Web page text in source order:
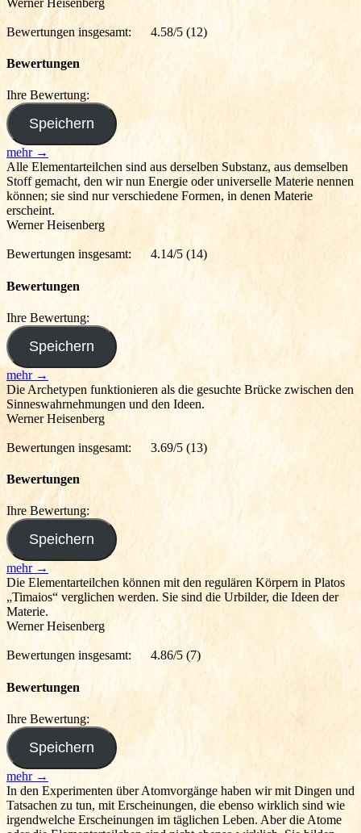
Bewertungen insgesamt: 4.58/5 (12)
Bewertungen
Ihre Bewertung:
mehr →
Alle Elementarteilchen sind aus derselben Substanz, aus demselben
Stoff gemacht, den wir nun Energie oder universelle Materie nennen
können; sie sind nur verschiedene Formen, in denen Materie
erscheint.
Werner Heisenberg
Bewertungen insgesamt: 4.14/5 (14)
Bewertungen
Ihre Bewertung:
mehr →
Die Archetypen funktionieren als die gesuchte Brücke zwischen den
Sinneswahrnehmungen und den Ideen.
Werner Heisenberg
Bewertungen insgesamt: 3.69/5 (13)
Bewertungen
Ihre Bewertung:
mehr →
Die Elementarteilchen können mit den regulären Körpern in Platos
„Timaios“ verglichen werden. Sie sind die Urbilder, die Ideen der
Materie.
Werner Heisenberg
Bewertungen insgesamt: 4.86/5 (7)
Bewertungen
Ihre Bewertung:
mehr →
In den Experimenten über Atomvorgänge haben wir mit Dingen und
Tatsachen zu tun, mit Erscheinungen, die ebenso wirklich sind wie
irgendwelche Erscheinungen im täglichen Leben. Aber die Atome